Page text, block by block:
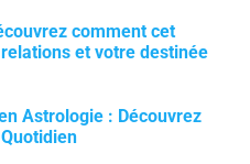
comment cet
et votre destinée
Astrologie : Découvrez